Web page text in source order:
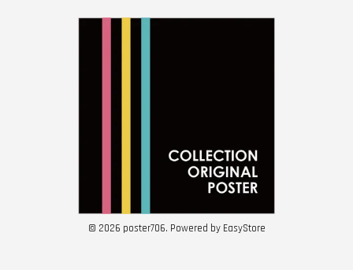
© 2026 poster706. Powered by EasyStore